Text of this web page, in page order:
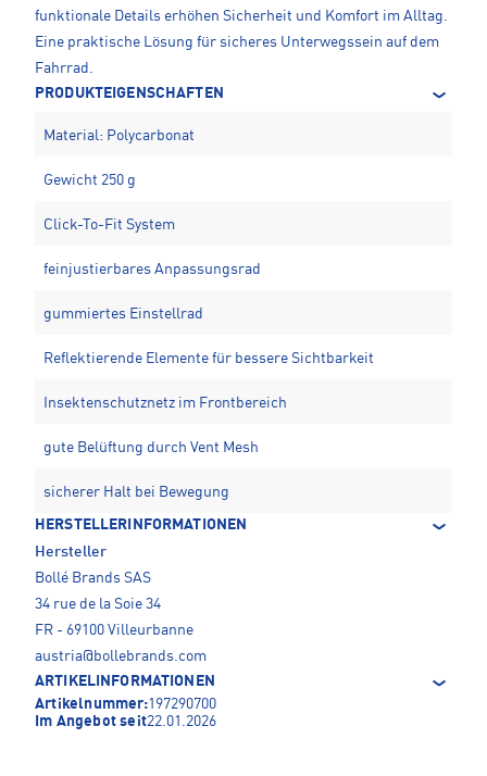
funktionale Details erhöhen Sicherheit und Komfort im Alltag.
Eine praktische Lösung für sicheres Unterwegssein auf dem
Fahrrad.
PRODUKTEIGENSCHAFTEN
Material: Polycarbonat
Gewicht 250 g
Click-To-Fit System
feinjustierbares Anpassungsrad
gummiertes Einstellrad
Reflektierende Elemente für bessere Sichtbarkeit
Insektenschutznetz im Frontbereich
gute Belüftung durch Vent Mesh
sicherer Halt bei Bewegung
HERSTELLERINFORMATIONEN
Hersteller
Bollé Brands SAS
34 rue de la Soie 34
FR - 69100 Villeurbanne
austria@bollebrands.com
ARTIKELINFORMATIONEN
Artikelnummer:197290700
Im Angebot seit22.01.2026